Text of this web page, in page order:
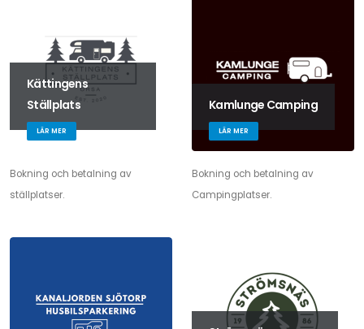
Kättingens
Ställplats
LÄR MER
Bokning och betalning av
ställplatser.
Kamlunge Camping
LÄR MER
Bokning och betalning av
Campingplatser.